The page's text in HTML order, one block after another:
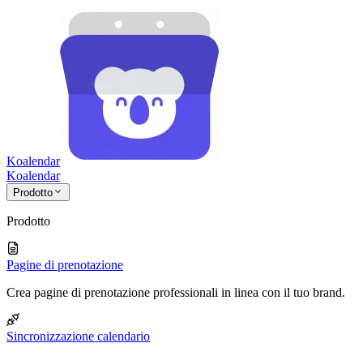
Koalendar
Koalendar
Prodotto
Prodotto
Pagine di prenotazione
Crea pagine di prenotazione professionali in linea con il tuo brand.
Sincronizzazione calendario